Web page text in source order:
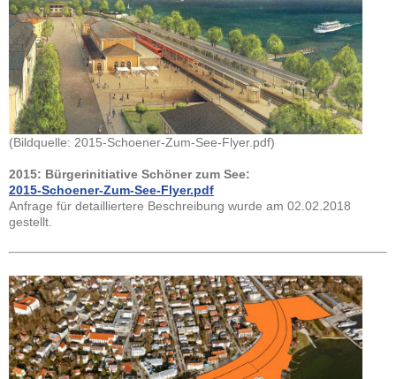
(Bildquelle: 2015-Schoener-Zum-See-Flyer.pdf)
2015: Bürgerinitiative Schöner zum See:
2015-Schoener-Zum-See-Flyer.pdf
Anfrage für detailliertere Beschreibung wurde am 02.02.2018
gestellt.